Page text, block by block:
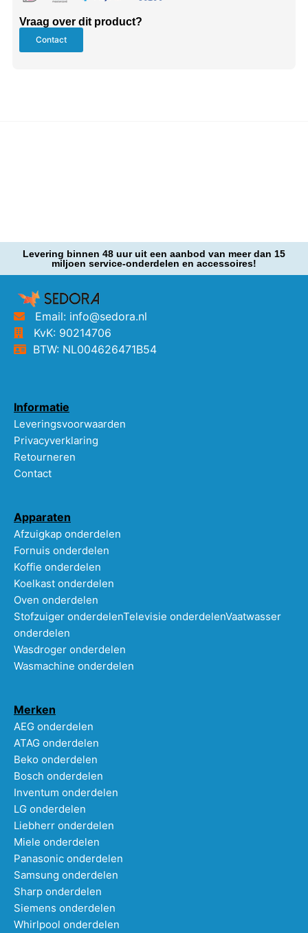
Vraag over dit product?
Contact
Levering binnen 48 uur uit een aanbod van meer dan 15
miljoen service-onderdelen en accessoires!
Email: info@sedora.nl
KvK: 90214706
BTW: NL004626471B54
Informatie
Leveringsvoorwaarden
Privacyverklaring
Retourneren
Contact
Apparaten
Afzuigkap onderdelen
Fornuis onderdelen
Koffie onderdelen
Koelkast onderdelen
Oven onderdelen
Stofzuiger onderdelenTelevisie onderdelenVaatwasser
onderdelen
Wasdroger onderdelen
Wasmachine onderdelen
Merken
AEG onderdelen
ATAG onderdelen
Beko onderdelen
Bosch onderdelen
Inventum onderdelen
LG onderdelen
Liebherr onderdelen
Miele onderdelen
Panasonic onderdelen
Samsung onderdelen
Sharp onderdelen
Siemens onderdelen
Whirlpool onderdelen